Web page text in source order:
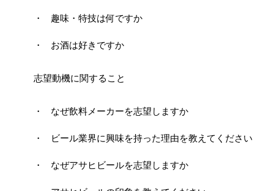
趣味・特技は何ですか
お酒は好きですか
志望動機に関すること
なぜ飲料メーカーを志望しますか
ビール業界に興味を持った理由を教えてください
なぜアサヒビールを志望しますか